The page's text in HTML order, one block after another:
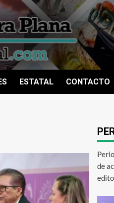
ESTATAL CONTACTO
de